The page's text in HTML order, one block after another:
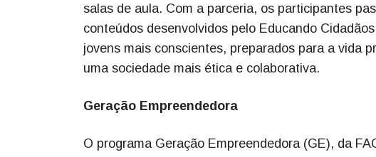
salas de aula. Com a parceria, os participantes
conteúdos desenvolvidos pelo Educando
jovens mais conscientes, preparados para a vida
uma sociedade mais ética e colaborativa.
Geração Empreendedora
O programa Geração Empreendedora (GE), da